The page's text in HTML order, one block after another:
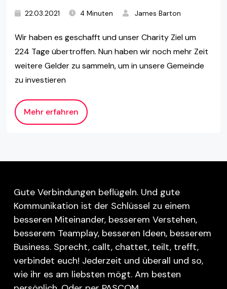
22.03.2021 4 Minuten James Barton
Wir haben es geschafft und unser Charity Ziel um
224 Tage übertroffen. Nun haben wir noch mehr Zeit
weitere Gelder zu sammeln, um in unsere Gemeinde
zu investieren
Mehr erfahren
Gute Verbindungen beflügeln. Und gute
Kommunikation ist der Schlüssel zu einem
besseren Miteinander, besserem Verstehen,
besserem Teamplay, besseren Ideen, besserem
Business. Sprecht, callt, chattet, teilt, trefft,
verbindet euch! Jederzeit und überall und so,
wie ihr es am liebsten mögt. Am besten